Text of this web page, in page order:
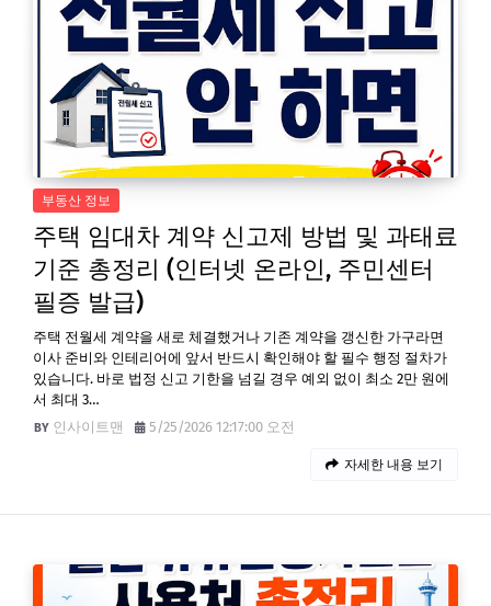
부동산 정보
주택 임대차 계약 신고제 방법 및 과태료
기준 총정리 (인터넷 온라인, 주민센터
필증 발급)
주택 전월세 계약을 새로 체결했거나 기존 계약을 갱신한 가구라면
이사 준비와 인테리어에 앞서 반드시 확인해야 할 필수 행정 절차가
있습니다. 바로 법정 신고 기한을 넘길 경우 예외 없이 최소 2만 원에
서 최대 3…
인사이트맨
5/25/2026 12:17:00 오전
자세한 내용 보기